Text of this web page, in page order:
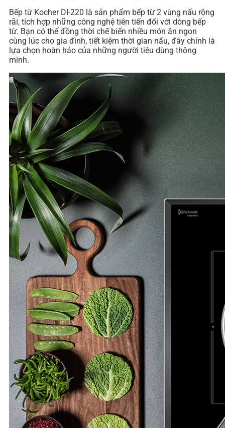
Bếp từ Kocher DI-220 là sản phẩm bếp từ 2 vùng nấu rộng
rãi, tích hợp những công nghệ tiên tiến đối với dòng bếp
từ. Bạn có thể đồng thời chế biến nhiều món ăn ngon
cùng lúc cho gia đình, tiết kiệm thời gian nấu, đây chính là
lựa chọn hoàn hảo của những người tiêu dùng thông
minh.